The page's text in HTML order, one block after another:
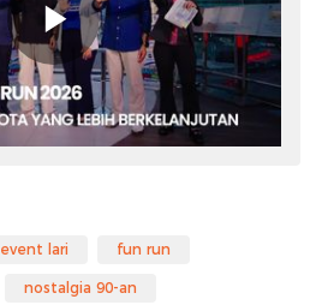
event lari fun run
nostalgia 90-an